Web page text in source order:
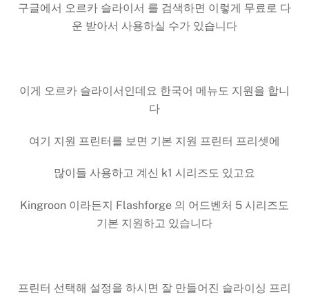
구글에서 오르카 슬라이서 를 검색하면 이렇게 무료로 다
운 받아서 사용하실 수가 있습니다
이게 오르카 슬라이서인데요 한국어 메뉴도 지원을 합니
다
여기 지원 프린터를 보면 기본 지원 프린터 프리셋에
많이들 사용하고 계신 k1 시리즈도 있고요
Kingroon 이라든지 Flashforge 의 어드벤처 5 시리즈도
기본 지원하고 있습니다
프린터 선택해 설정을 하시면 잘 만들어진 슬라이싱 프리